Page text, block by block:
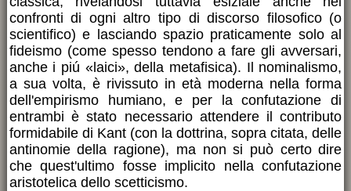
confronti di ogni altro tipo di discorso filosofico (o
scientifico) e lasciando spazio praticamente solo al
fideismo (come spesso tendono a fare gli avversari,
anche i piú «laici», della metafisica). Il nominalismo,
a sua volta, è rivissuto in età moderna nella forma
dell'empirismo humiano, e per la confutazione di
entrambi è stato necessario attendere il contributo
formidabile di Kant (con la dottrina, sopra citata, delle
antinomie della ragione), ma non si può certo dire
che quest'ultimo fosse implicito nella confutazione
aristotelica dello scetticismo.